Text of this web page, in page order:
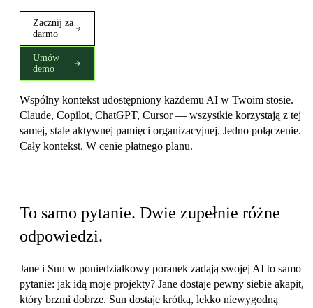
Zacznij za
darmo
Umów
demo
Wspólny kontekst udostępniony każdemu AI w Twoim stosie.
Claude, Copilot, ChatGPT, Cursor — wszystkie korzystają z tej
samej, stale aktywnej pamięci organizacyjnej. Jedno połączenie.
Cały kontekst. W cenie płatnego planu.
To samo pytanie. Dwie zupełnie różne
odpowiedzi.
Jane i Sun w poniedziałkowy poranek zadają swojej AI to samo
pytanie: jak idą moje projekty? Jane dostaje pewny siebie akapit,
który brzmi dobrze. Sun dostaje krótką, lekko niewygodną